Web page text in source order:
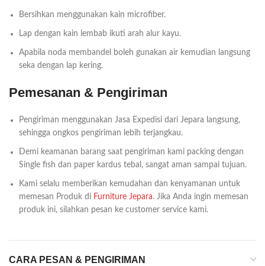
Bersihkan menggunakan kain microfiber.
Lap dengan kain lembab ikuti arah alur kayu.
Apabila noda membandel boleh gunakan air kemudian langsung
seka dengan lap kering.
Pemesanan & Pengiriman
Pengiriman menggunakan Jasa Expedisi dari Jepara langsung,
sehingga ongkos pengiriman lebih terjangkau.
Demi keamanan barang saat pengiriman kami packing dengan
Single fish dan paper kardus tebal, sangat aman sampai tujuan.
Kami selalu memberikan kemudahan dan kenyamanan untuk
memesan Produk di Furniture Jepara. Jika Anda ingin memesan
produk ini, silahkan pesan ke customer service kami.
CARA PESAN & PENGIRIMAN